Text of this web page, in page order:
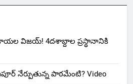
విజయ్‌! 4దశాబ్దాల ప్రస్థానానికి
నేర్పుతున్న పాఠమేంటి? Video